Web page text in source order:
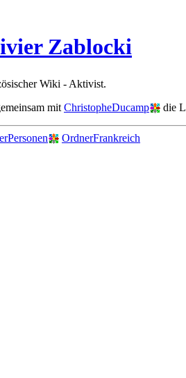
Zablocki
Wiki - Aktivist.
mit ChristopheDucamp die
OrdnerFrankreich